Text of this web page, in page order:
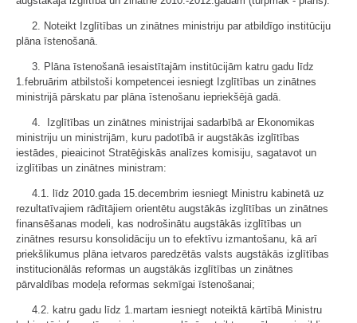
2. Noteikt Izglītības un zinātnes ministriju par atbildīgo institūciju
plāna īstenošanā.
3. Plāna īstenošanā iesaistītajām institūcijām katru gadu līdz
1.februārim atbilstoši kompetencei iesniegt Izglītības un zinātnes
ministrijā pārskatu par plāna īstenošanu iepriekšējā gadā.
4. Izglītības un zinātnes ministrijai sadarbībā ar Ekonomikas
ministriju un ministrijām, kuru padotībā ir augstākās izglītības
iestādes, pieaicinot Stratēģiskās analīzes komisiju, sagatavot un
izglītības un zinātnes ministram:
4.1. līdz 2010.gada 15.decembrim iesniegt Ministru kabinetā uz
rezultatīvajiem rādītājiem orientētu augstākās izglītības un zinātnes
finansēšanas modeli, kas nodrošinātu augstākās izglītības un
zinātnes resursu konsolidāciju un to efektīvu izmantošanu, kā arī
priekšlikumus plāna ietvaros paredzētās valsts augstākās izglītības
institucionālās reformas un augstākās izglītības un zinātnes
pārvaldības modeļa reformas sekmīgai īstenošanai;
4.2. katru gadu līdz 1.martam iesniegt noteiktā kārtībā Ministru